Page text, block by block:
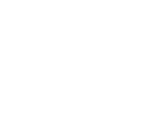
Seite. Die
Kredite
Kredite mit
den Dispo-
auf